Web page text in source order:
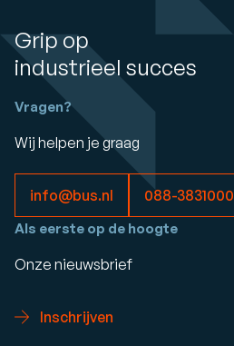
Grip op
industrieel succes
Vragen?
Wij helpen je graag
info@bus.nl 088-3831000
Als eerste op de hoogte
Onze nieuwsbrief
Inschrijven